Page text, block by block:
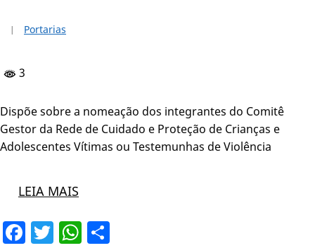
Portarias
3
Dispõe sobre a nomeação dos integrantes do Comitê
Gestor da Rede de Cuidado e Proteção de Crianças e
Adolescentes Vítimas ou Testemunhas de Violência
LEIA MAIS
Facebook
TwitterWhatsApp